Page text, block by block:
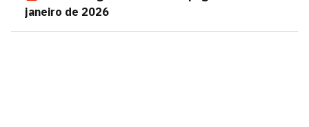
janeiro de 2026